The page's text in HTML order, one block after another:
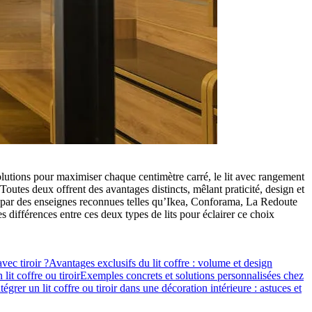
pour maximiser chaque centimètre carré, le lit avec rangement
deux offrent des avantages distincts, mêlant praticité, design et
des enseignes reconnues telles qu’Ikea, Conforama, La Redoute
différences entre ces deux types de lits pour éclairer ce choix
tiroir ?Avantages exclusifs du lit coffre : volume et design
lit coffre ou tiroirExemples concrets et solutions personnalisées chez
un lit coffre ou tiroir dans une décoration intérieure : astuces et